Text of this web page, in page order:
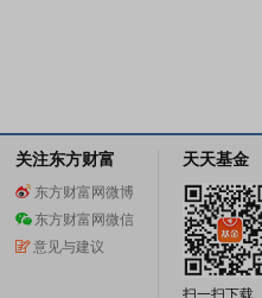
关注东方财富
东方财富网微博
东方财富网微信
意见与建议
天天基金
扫一扫下载